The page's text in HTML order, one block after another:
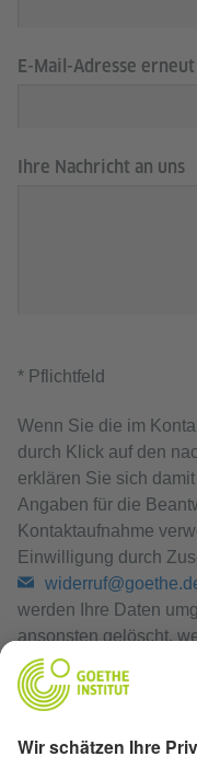
E-Mail-Adresse
Ihre Nachricht an uns
* Pflichtfeld
Wenn Sie die im
durch Klick auf den
erklären Sie sich
Angaben für die
Kontaktaufnahme
Einwilligung durch
werden Ihre Daten
ansonsten gelöscht,
haben oder der
Datenschutzerklärung